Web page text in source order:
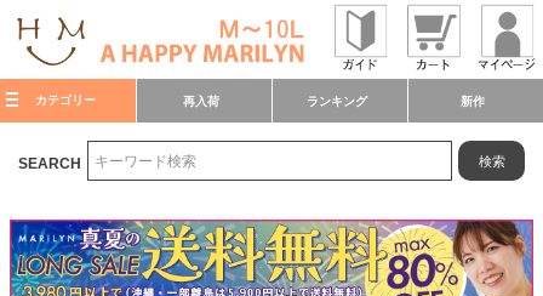
カテゴリー 再入荷 ランキング 新作
SEARCH 検索